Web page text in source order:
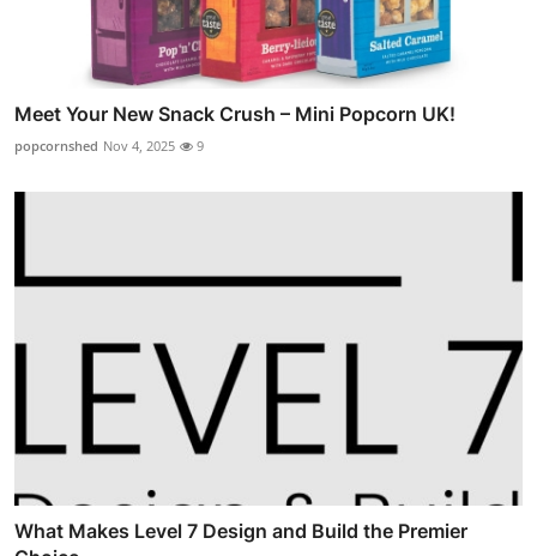
Meet Your New Snack Crush – Mini Popcorn UK!
popcornshed Nov 4, 2025 9
What Makes Level 7 Design and Build the Premier